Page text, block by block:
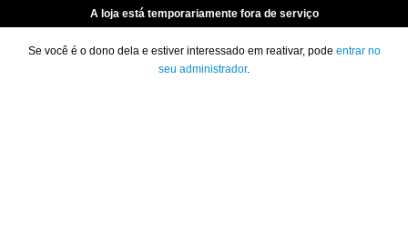
A loja está temporariamente fora de serviço
Se você é o dono dela e estiver interessado em reativar, pode entrar no
seu administrador.